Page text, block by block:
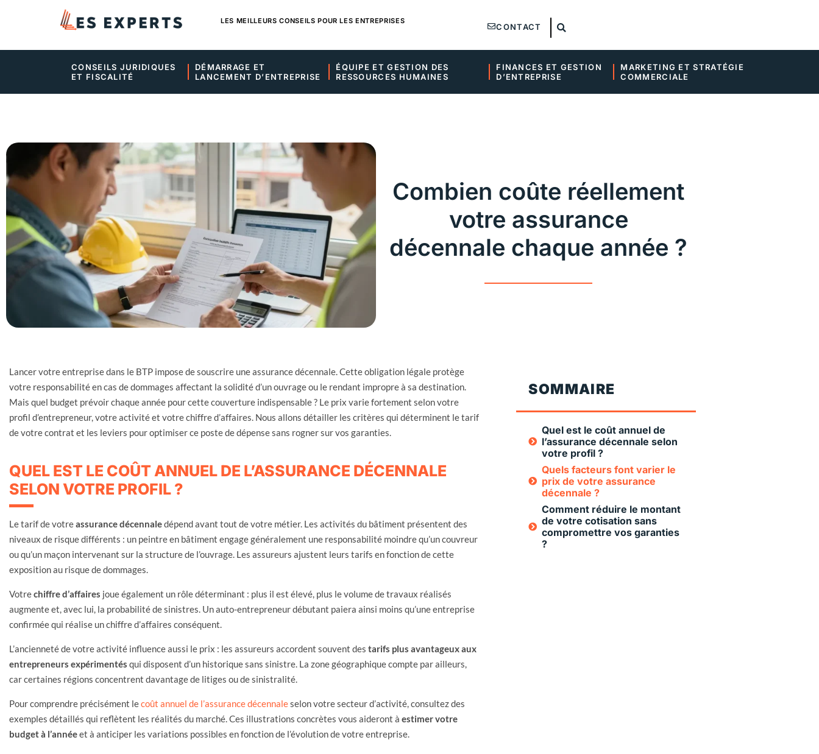
LES MEILLEURS CONSEILS POUR LES ENTREPRISES
CONTACT
CONSEILS JURIDIQUES
ET FISCALITÉ
DÉMARRAGE ET
LANCEMENT D’ENTREPRISE
ÉQUIPE ET GESTION DES
RESSOURCES HUMAINES
FINANCES ET GESTION
D’ENTREPRISE
MARKETING ET STRATÉGIE
COMMERCIALE
Combien coûte réellement
votre assurance
décennale chaque année ?
Lancer votre entreprise dans le BTP impose de souscrire une assurance décennale. Cette obligation légale protège
votre responsabilité en cas de dommages affectant la solidité d’un ouvrage ou le rendant impropre à sa destination.
Mais quel budget prévoir chaque année pour cette couverture indispensable ? Le prix varie fortement selon votre
profil d’entrepreneur, votre activité et votre chiffre d’affaires. Nous allons détailler les critères qui déterminent le tarif
de votre contrat et les leviers pour optimiser ce poste de dépense sans rogner sur vos garanties.
QUEL EST LE COÛT ANNUEL DE L’ASSURANCE DÉCENNALE
SELON VOTRE PROFIL ?
Le tarif de votreassurance décennaledépend avant tout de votre métier. Les activités du bâtiment présentent des
niveaux de risque différents : un peintre en bâtiment engage généralement une responsabilité moindre qu’un couvreur
ou qu’un maçon intervenant sur la structure de l’ouvrage. Les assureurs ajustent leurs tarifs en fonction de cette
exposition au risque de dommages.
Votrechiffre d’affaires joue également un rôle déterminant : plus il est élevé, plus le volume de travaux réalisés
augmente et, avec lui, la probabilité de sinistres. Un auto-entrepreneur débutant paiera ainsi moins qu’une entreprise
confirmée qui réalise un chiffre d’affaires conséquent.
L’ancienneté de votre activité influence aussi le prix : les assureurs accordent souvent des tarifs plus avantageux aux
entrepreneurs expérimentés qui disposent d’un historique sans sinistre. La zone géographique compte par ailleurs,
car certaines régions concentrent davantage de litiges ou de sinistralité.
Pour comprendre précisément lecoût annuel de l’assurance décennaleselon votre secteur d’activité, consultez des
exemples détaillés qui reflètent les réalités du marché. Ces illustrations concrètes vous aideront à estimer votre
budget à l’annéeet à anticiper les variations possibles en fonction de l’évolution de votre entreprise.
SOMMAIRE
Quel est le coût annuel de
l’assurance décennale selon
votre profil ?
Quels facteurs font varier le
prix de votre assurance
décennale ?
Comment réduire le montant
de votre cotisation sans
compromettre vos garanties
?